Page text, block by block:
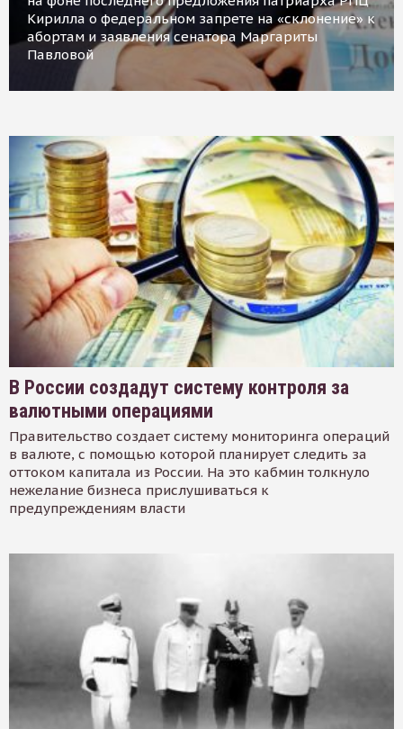
Кирилла о федеральном запрете на «склонение» к
абортам и заявления сенатора Маргариты
Павловой
В России создадут систему контроля за
валютными операциями
Правительство создает систему мониторинга операций
в валюте, с помощью которой планирует следить за
оттоком капитала из России. На это кабмин толкнуло
нежелание бизнеса прислушиваться к
предупреждениям власти